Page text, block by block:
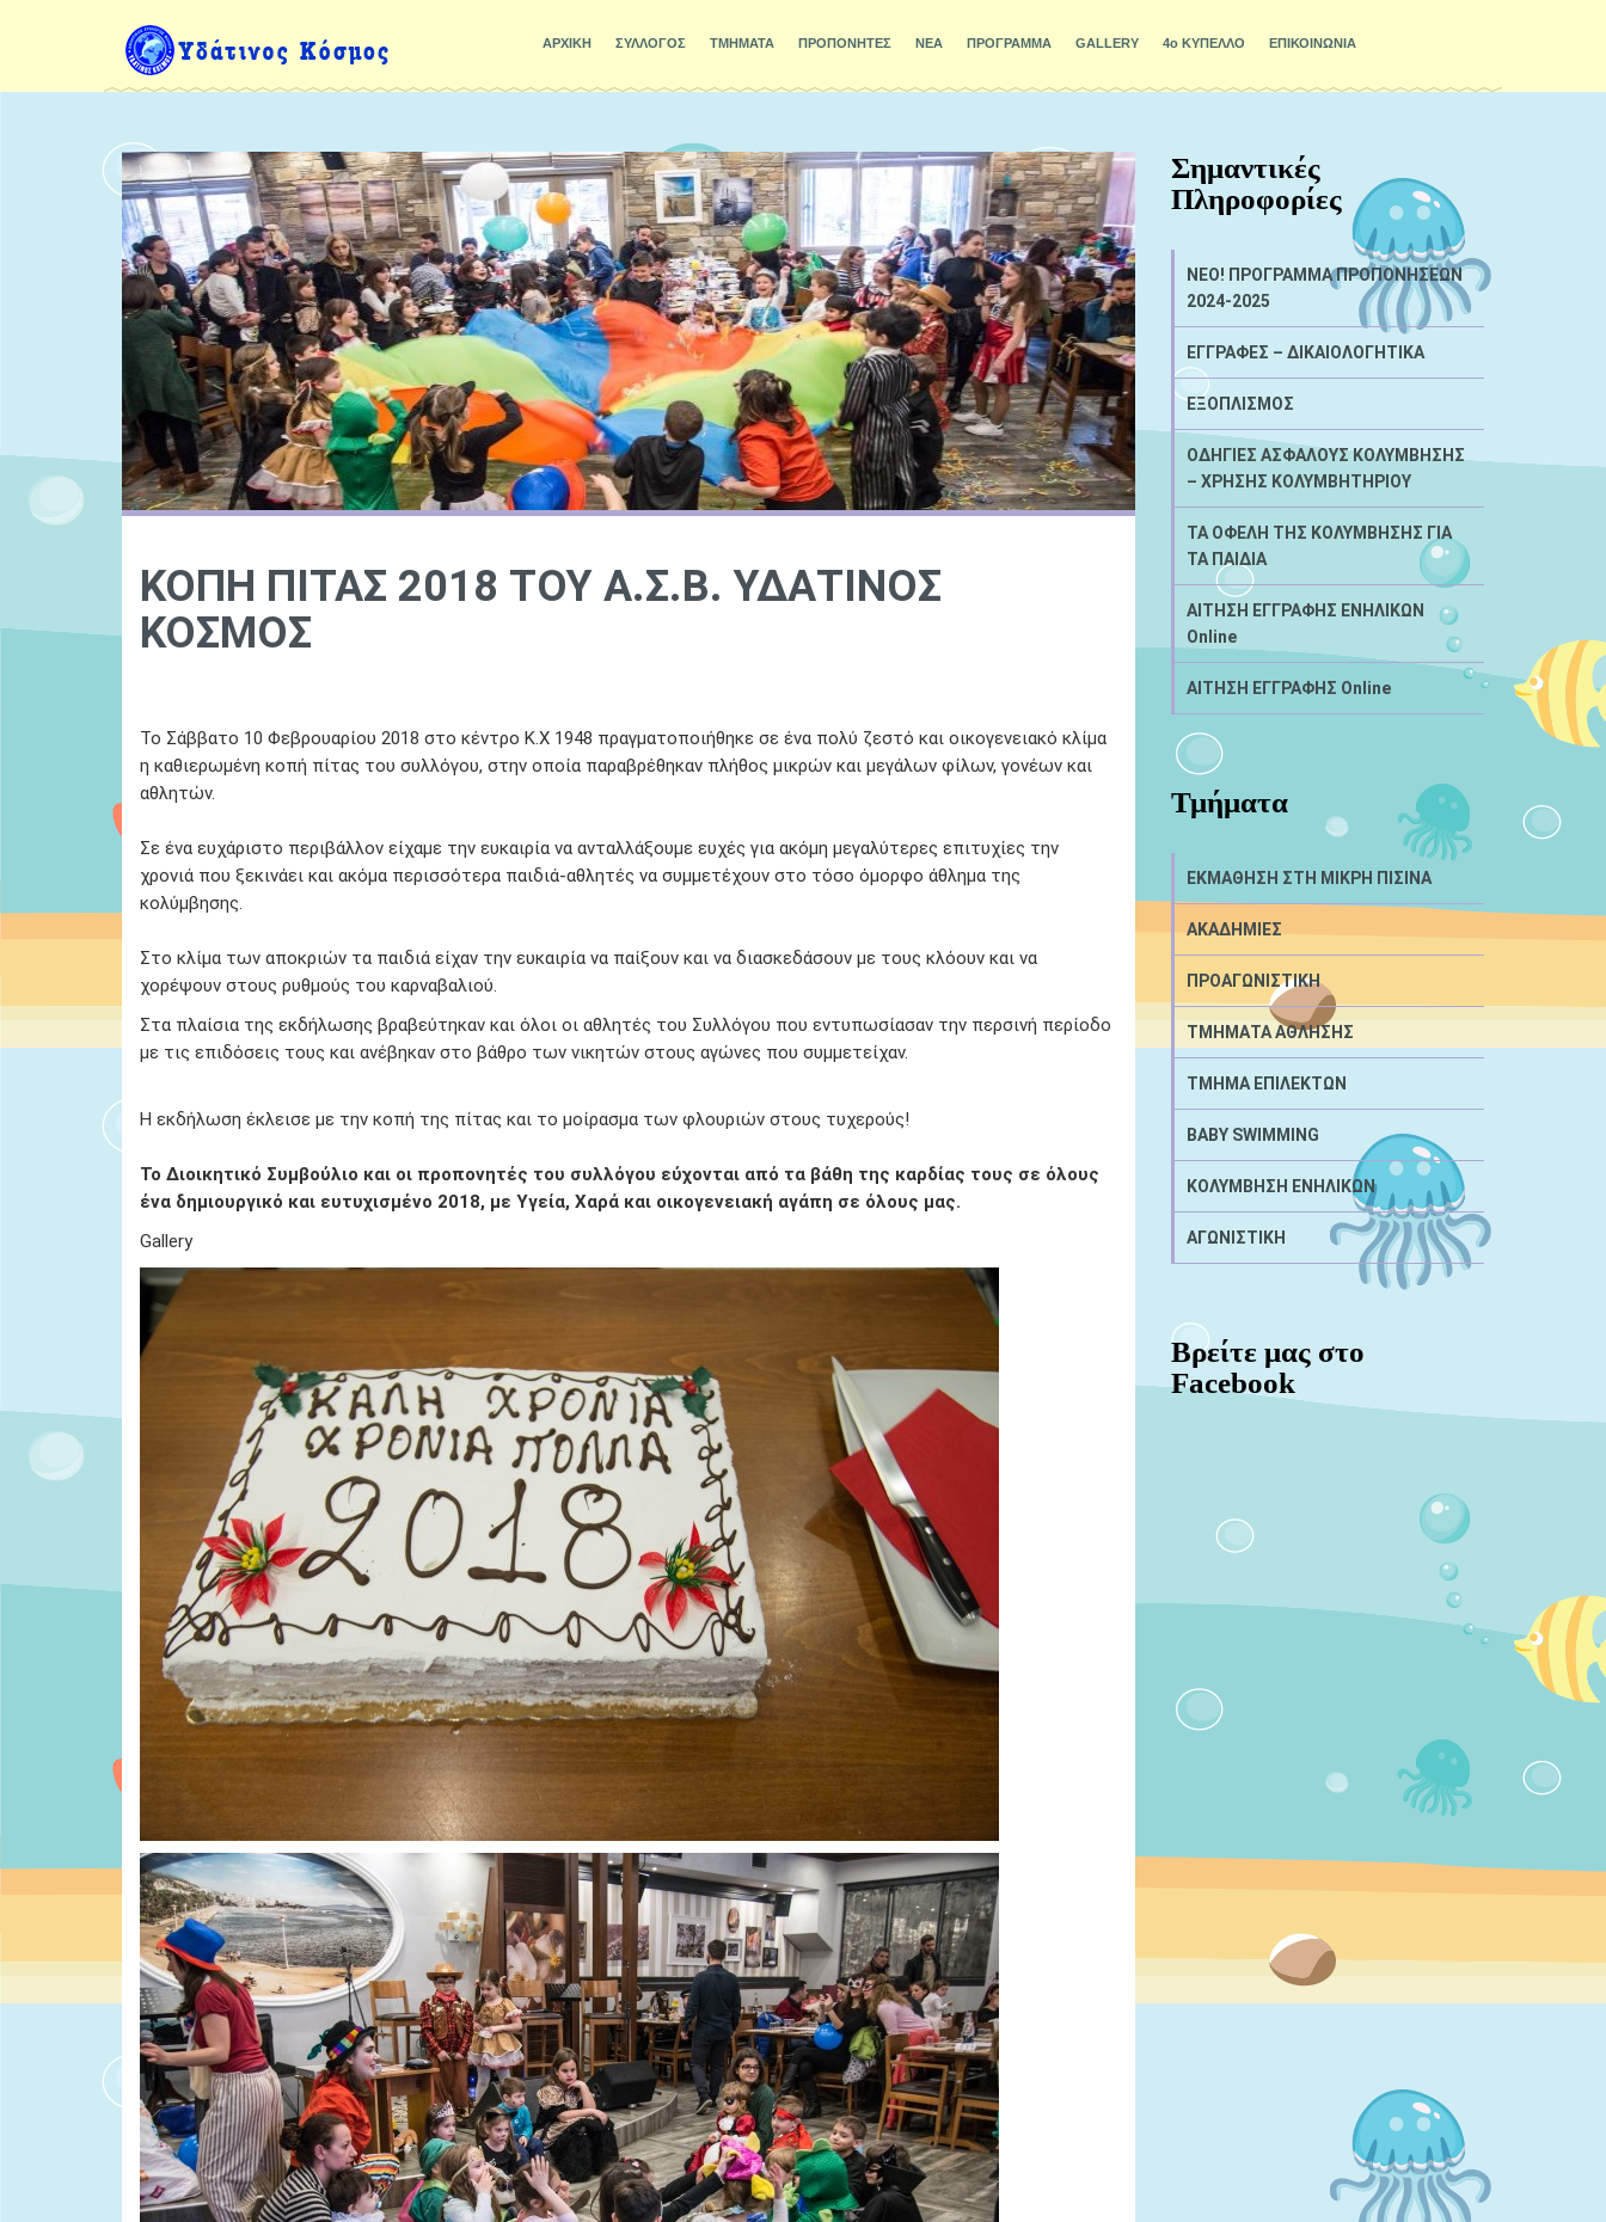
ΑΡΧΙΚΗ ΣΥΛΛΟΓΟΣ ΤΜΗΜΑΤΑ ΠΡΟΠΟΝΗΤΕΣ ΝΕΑ ΠΡΟΓΡΑΜΜΑ GALLERY 4ο ΚΥΠΕΛΛΟ ΕΠΙΚΟΙΝΩΝΙΑ
ΚΟΠΗ ΠΙΤΑΣ 2018 ΤΟΥ Α.Σ.Β. ΥΔΑΤΙΝΟΣ
ΚΟΣΜΟΣ
Το Σάββατο 10 Φεβρουαρίου 2018 στο κέντρο Κ.Χ 1948 πραγματοποιήθηκε σε ένα πολύ ζεστό και οικογενειακό κλίμα
η καθιερωμένη κοπή πίτας του συλλόγου, στην οποία παραβρέθηκαν πλήθος μικρών και μεγάλων φίλων, γονέων και
αθλητών.
Σε ένα ευχάριστο περιβάλλον είχαμε την ευκαιρία να ανταλλάξουμε ευχές για ακόμη μεγαλύτερες επιτυχίες την
χρονιά που ξεκινάει και ακόμα περισσότερα παιδιά-αθλητές να συμμετέχουν στο τόσο όμορφο άθλημα της
κολύμβησης.
Στο κλίμα των αποκριών τα παιδιά είχαν την ευκαιρία να παίξουν και να διασκεδάσουν με τους κλόουν και να
χορέψουν στους ρυθμούς του καρναβαλιού.
Στα πλαίσια της εκδήλωσης βραβεύτηκαν και όλοι οι αθλητές του Συλλόγου που εντυπωσίασαν την περσινή περίοδο
με τις επιδόσεις τους και ανέβηκαν στο βάθρο των νικητών στους αγώνες που συμμετείχαν.
Η εκδήλωση έκλεισε με την κοπή της πίτας και το μοίρασμα των φλουριών στους τυχερούς!
Το Διοικητικό Συμβούλιο και οι προπονητές του συλλόγου εύχονται από τα βάθη της καρδίας τους σε όλους
ένα δημιουργικό και ευτυχισμένο 2018, με Υγεία, Χαρά και οικογενειακή αγάπη σε όλους μας.
Gallery
Σημαντικές
Πληροφορίες
NEO! ΠΡΟΓΡΑΜΜΑ ΠΡΟΠΟΝΗΣΕΩΝ
2024-2025
ΕΓΓΡΑΦΕΣ – ΔΙΚΑΙΟΛΟΓΗΤΙΚΑ
ΕΞΟΠΛΙΣΜΟΣ
ΟΔΗΓΙΕΣ ΑΣΦΑΛΟΥΣ ΚΟΛΥΜΒΗΣΗΣ
– ΧΡΗΣΗΣ ΚΟΛΥΜΒΗΤΗΡΙΟΥ
ΤΑ ΟΦΕΛΗ ΤΗΣ ΚΟΛΥΜΒΗΣΗΣ ΓΙΑ
ΤΑ ΠΑΙΔΙΑ
ΑΙΤΗΣΗ ΕΓΓΡΑΦΗΣ ΕΝΗΛΙΚΩΝ
Online
ΑΙΤΗΣΗ ΕΓΓΡΑΦΗΣ Online
Τμήματα
ΕΚΜΑΘΗΣΗ ΣΤΗ ΜΙΚΡΗ ΠΙΣΙΝΑ
ΑΚΑΔΗΜΙΕΣ
ΠΡΟΑΓΩΝΙΣΤΙΚΗ
ΤΜΗΜΑΤΑ ΑΘΛΗΣΗΣ
ΤΜΗΜΑ ΕΠΙΛΕΚΤΩΝ
BABY SWIMMING
ΚΟΛΥΜΒΗΣΗ ΕΝΗΛΙΚΩΝ
ΑΓΩΝΙΣΤΙΚΗ
Βρείτε μας στο
Facebook